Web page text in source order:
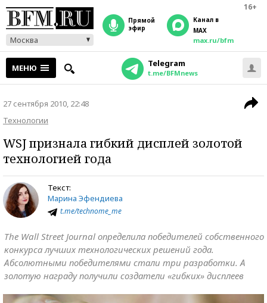
16+
Москва
прямой
эфир
Канал в
MAX
max.ru/bfm
МЕНЮ Telegram
t.me/BFMnews
27 сентября 2010, 22:48
Технологии
WSJ признала гибкий дисплей золотой
технологией года
Текст:
Марина Эфендиева
t.me/technome_me
The Wall Street Journal определила победителей собственного
конкурса лучших технологических решений года.
Абсолютными победителями стали три разработки. А
золотую награду получили создатели «гибких» дисплеев